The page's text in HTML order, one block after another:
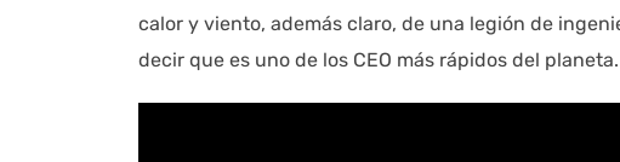
calor y viento, además claro, de una legión de
decir que es uno de los CEO más rápidos del planeta.